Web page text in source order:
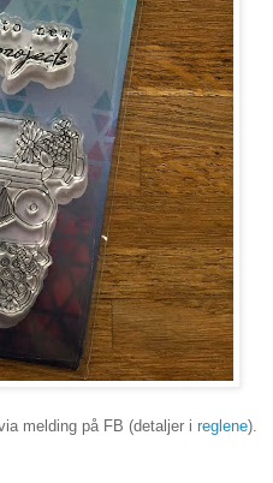
melding på FB (detaljer i reglene).